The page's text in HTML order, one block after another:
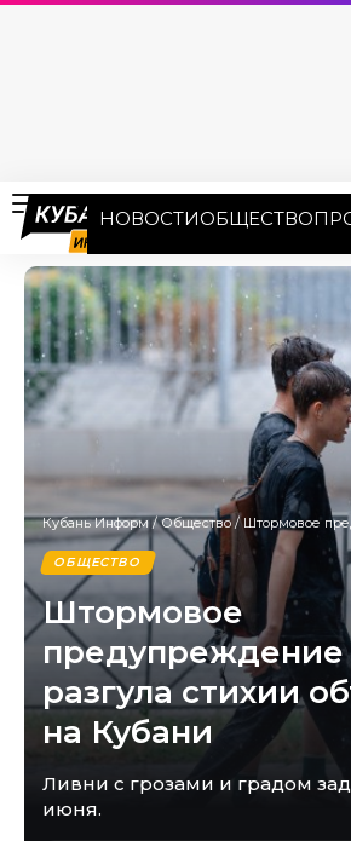
НОВОСТИОБЩЕСТВО
Кубань Информ /Общество/Штормовое предупреждение
ОБЩЕСТВО
Штормовое
предупреждение
разгула стихии
на Кубани
Ливни с грозами и градом
июня.